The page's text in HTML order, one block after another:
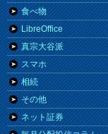
食べ物
LibreOffice
真宗大谷派
スマホ
相続
その他
ネット証券